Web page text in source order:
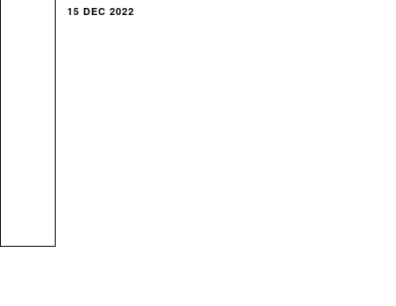
15 DEC 2022